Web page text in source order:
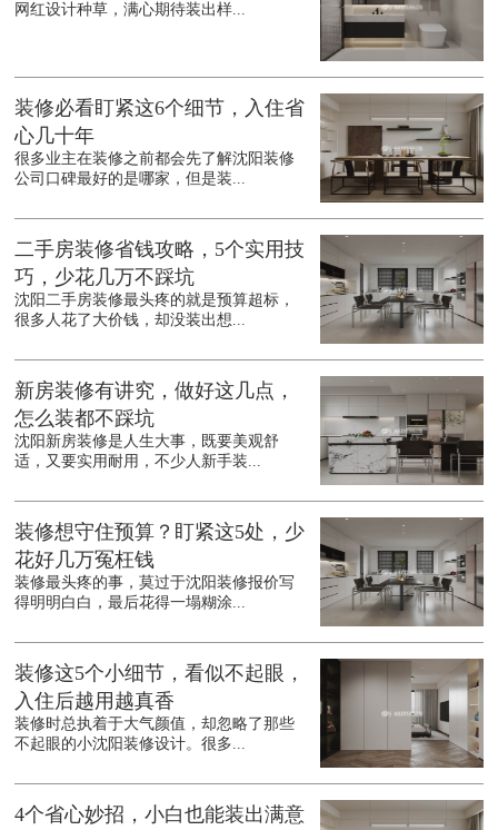
网红设计种草，满心期待装出样...
装修必看盯紧这6个细节，入住省
心几十年
很多业主在装修之前都会先了解沈阳装修
公司口碑最好的是哪家，但是装...
二手房装修省钱攻略，5个实用技
巧，少花几万不踩坑
沈阳二手房装修最头疼的就是预算超标，
很多人花了大价钱，却没装出想...
新房装修有讲究，做好这几点，
怎么装都不踩坑
沈阳新房装修是人生大事，既要美观舒
适，又要实用耐用，不少人新手装...
装修想守住预算？盯紧这5处，少
花好几万冤枉钱
装修最头疼的事，莫过于沈阳装修报价写
得明明白白，最后花得一塌糊涂...
装修这5个小细节，看似不起眼，
入住后越用越真香
装修时总执着于大气颜值，却忽略了那些
不起眼的小沈阳装修设计。很多...
4个省心妙招，小白也能装出满意